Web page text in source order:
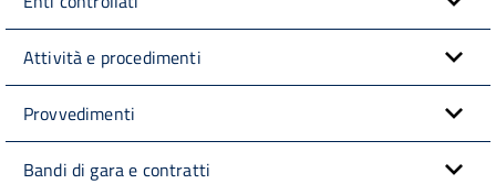
Attività e procedimenti
Provvedimenti
Bandi di gara e contratti